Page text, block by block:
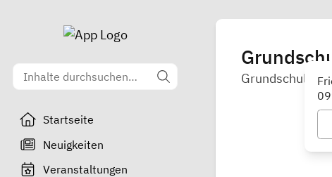
Startseite
Neuigkeiten
Veranstaltungen
Grundschule